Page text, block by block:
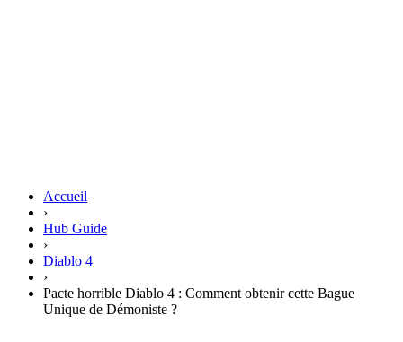
Accueil
›
Hub Guide
›
Diablo 4
›
Pacte horrible Diablo 4 : Comment obtenir cette Bague
Unique de Démoniste ?